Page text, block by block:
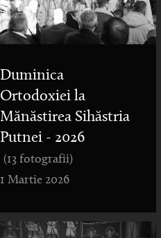
Duminica
Ortodoxiei la
Mănăstirea Sihăstria
Putnei - 2026
(13 fotografii)
1 Martie 2026